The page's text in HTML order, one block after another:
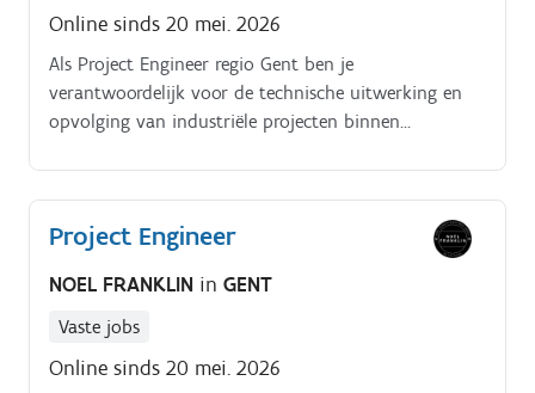
de gaten en stuurt bij waar nodig Je waakt over
veiligheid en kwaliteit tijdens elke fase van het
project
Online sinds 20 mei. 2026
Als Project Engineer regio Gent ben je
verantwoordelijk voor de technische uitwerking en
opvolging van industriële projecten binnen
en ontwerpen voor installaties en systemen
Coördinatie van projecten van ontwerp tot
oplevering, inclusief planning, uitvoering en nazorg
Technische keuzes maken met aandacht voor
haalbaarheid, budget en kwaliteit Samenwerken met
volgens planning te realiseren. Onze klant.
Project Engineer
NOEL FRANKLIN in GENT
Vaste jobs
Online sinds 20 mei. 2026